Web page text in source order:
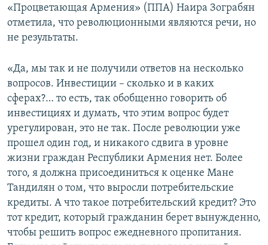
«Процветающая Армения» (ППА) Наира Зограбян
отметила, что революционными являются речи, но
не результаты.
«Да, мы так и не получили ответов на несколько
вопросов. Инвестиции – сколько и в каких
сферах?… то есть, так обобщенно говорить об
инвестициях и думать, что этим вопрос будет
урегулирован, это не так. После революции уже
прошел один год, и никакого сдвига в уровне
жизни граждан Республики Армения нет. Более
того, я должна присоединиться к оценке Мане
Тандилян о том, что выросли потребительские
кредиты. А что такое потребительский кредит? Это
тот кредит, который гражданин берет вынужденно,
чтобы решить вопрос ежедневного пропитания.